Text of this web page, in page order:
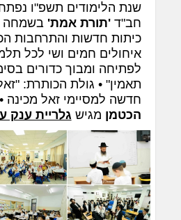
שנת הלימודים תשפ"ו
חב"ד'תורת אמת' בשמחה
כיתות חדשות והתרחבות
איחולים חמים ושי לכל
לפתיחה ומבוך כדורים
תאמין" • גולת הכותרת:
חדשה למסיימי זאל מכינה
הכטמן מגיש גלריית ענק